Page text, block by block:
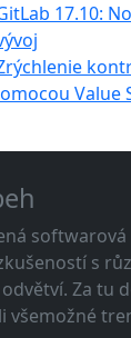
17.10:
s
Za tu
všemožné